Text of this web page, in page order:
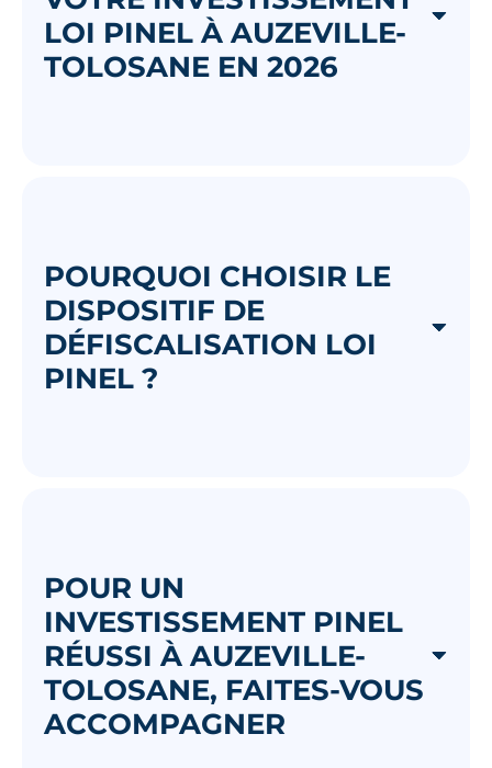
LOI PINEL À AUZEVILLE-
TOLOSANE EN 2026
POURQUOI CHOISIR LE
DISPOSITIF DE
DÉFISCALISATION LOI
PINEL ?
POUR UN
INVESTISSEMENT PINEL
RÉUSSI À AUZEVILLE-
TOLOSANE, FAITES-VOUS
ACCOMPAGNER